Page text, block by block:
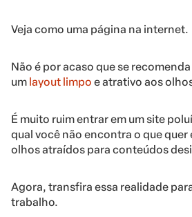
Veja como uma página na internet.
Não é por acaso que se
um layout limpo e atrativo aos
É muito ruim entrar em um site
qual você não encontra o que quer
olhos atraídos para conteúdos
Agora, transfira essa realidade
trabalho.